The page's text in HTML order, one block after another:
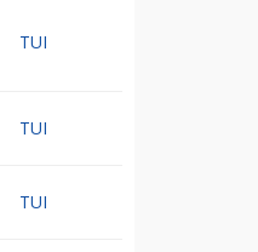
TUI
TUI
TUI